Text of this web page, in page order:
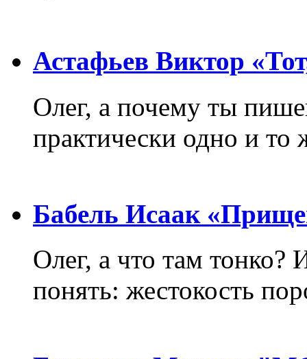
Астафьев Виктор
Олег, а почему ты
практически одно и то
Бабель Исаак
Олег, а что там тонко?
понять: жестокость